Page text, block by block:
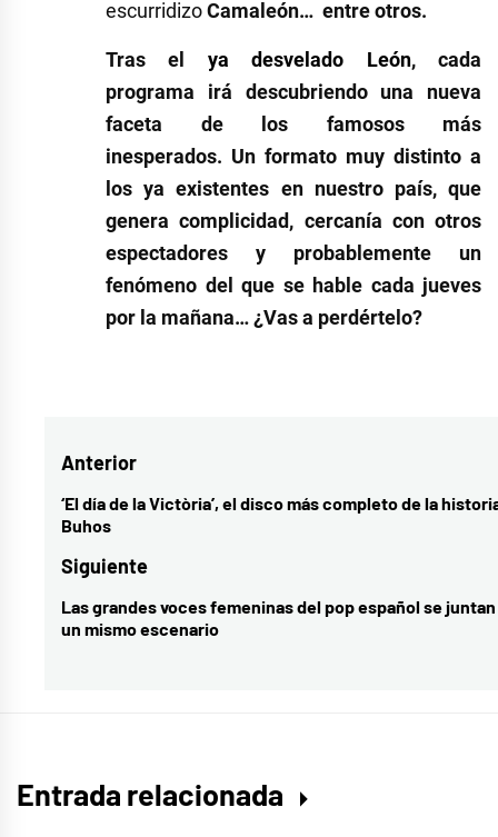
escurridizoCamaleón… entre otros.
Tras el ya desvelado León, cada
programa irá descubriendo una nueva
faceta de los famosos más
inesperados. Un formato muy distinto a
los ya existentes en nuestro país, que
genera complicidad, cercanía con otros
espectadores y probablemente un
fenómeno del que se hable cada jueves
por la mañana… ¿Vas a perdértelo?
actualidad
musical,
Antena
3,
Valls,
Javis,
Navegación
de
Anterior
Entrada
anterior:
‘El día de la Victòria’, el disco más completo de la
Buhos
Siguiente
Entrada
siguiente:
Las grandes voces femeninas del pop español se
un mismo escenario
Entrada relacionada